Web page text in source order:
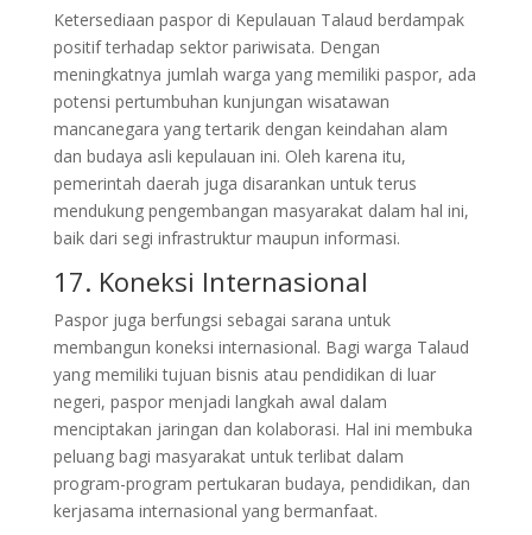
Ketersediaan paspor di Kepulauan Talaud berdampak
positif terhadap sektor pariwisata. Dengan
meningkatnya jumlah warga yang memiliki paspor, ada
potensi pertumbuhan kunjungan wisatawan
mancanegara yang tertarik dengan keindahan alam
dan budaya asli kepulauan ini. Oleh karena itu,
pemerintah daerah juga disarankan untuk terus
mendukung pengembangan masyarakat dalam hal ini,
baik dari segi infrastruktur maupun informasi.
17. Koneksi Internasional
Paspor juga berfungsi sebagai sarana untuk
membangun koneksi internasional. Bagi warga Talaud
yang memiliki tujuan bisnis atau pendidikan di luar
negeri, paspor menjadi langkah awal dalam
menciptakan jaringan dan kolaborasi. Hal ini membuka
peluang bagi masyarakat untuk terlibat dalam
program-program pertukaran budaya, pendidikan, dan
kerjasama internasional yang bermanfaat.